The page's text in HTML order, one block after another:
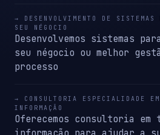
→ DESENVOLVIMENTO DE SISTEMAS
SEU NÉGOCIO
Desenvolvemos sistemas
seu négocio ou melhor
processo
→ CONSULTORIA ESPECIALIDADE
INFORMAÇÃO
Oferecemos consultoria em